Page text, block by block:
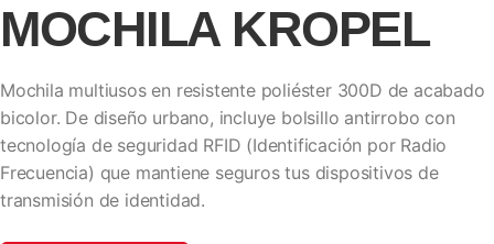
MOCHILA KROPEL
Mochila multiusos en resistente poliéster 300D de acabado
bicolor. De diseño urbano, incluye bolsillo antirrobo con
tecnología de seguridad RFID (Identificación por Radio
Frecuencia) que mantiene seguros tus dispositivos de
transmisión de identidad.